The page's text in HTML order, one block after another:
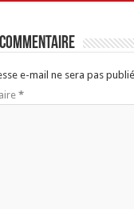
e-mail ne sera pas
*